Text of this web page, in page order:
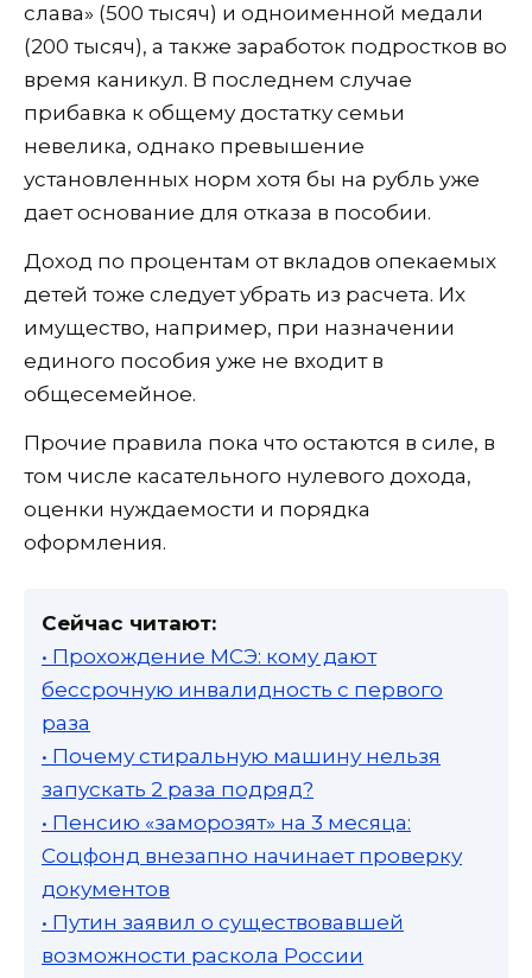
слава» (500 тысяч) и одноименной медали
(200 тысяч), а также заработок подростков во
время каникул. В последнем случае
прибавка к общему достатку семьи
невелика, однако превышение
установленных норм хотя бы на рубль уже
дает основание для отказа в пособии.
Доход по процентам от вкладов опекаемых
детей тоже следует убрать из расчета. Их
имущество, например, при назначении
единого пособия уже не входит в
общесемейное.
Прочие правила пока что остаются в силе, в
том числе касательного нулевого дохода,
оценки нуждаемости и порядка
оформления.
Сейчас читают:
• Прохождение МСЭ: кому дают
бессрочную инвалидность с первого
раза
• Почему стиральную машину нельзя
запускать 2 раза подряд?
• Пенсию «заморозят» на 3 месяца:
Соцфонд внезапно начинает проверку
документов
• Путин заявил о существовавшей
возможности раскола России